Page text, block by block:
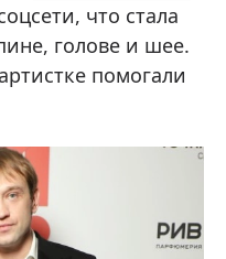
что стала
голове и шее.
помогали